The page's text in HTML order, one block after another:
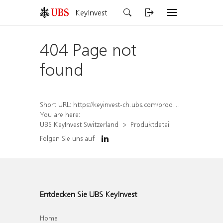
KeyInvest
404 Page not
found
Short URL: https://keyinvest-ch.ubs.com/produkt/detail/index/isin/CH1567055954
You are here:
UBS KeyInvest Switzerland
Produktdetail
Folgen Sie uns auf
Entdecken Sie UBS KeyInvest
Home